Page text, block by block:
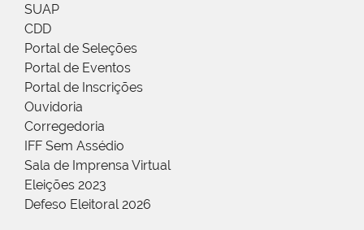
SUAP
CDD
Portal de Seleções
Portal de Eventos
Portal de Inscrições
Ouvidoria
Corregedoria
IFF Sem Assédio
Sala de Imprensa Virtual
Eleições 2023
Defeso Eleitoral 2026